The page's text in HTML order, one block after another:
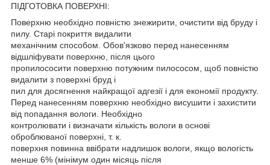
ПІДГОТОВКА ПОВЕРХНІ:
Поверхню необхідно повністю знежирити, очистити від бруду і
пилу. Старі покриття видалити
механічним способом. Обов'язково перед нанесенням
відшліфувати поверхню, після цього
пропилососити поверхню потужним пилососом, щоб повністю
видалити з поверхні бруд і
пил для досягнення найкращої адгезії і для економії продукту.
Перед нанесенням поверхню необхідно висушити і захистити
від попадання вологи. Необхідно
контролювати і визначати кількість вологи в основі
оброблюваної поверхні, т. к.
поверхня повинна ввібрати надлишок вологи, якщо вологість
менше 6% (мінімум один місяць після